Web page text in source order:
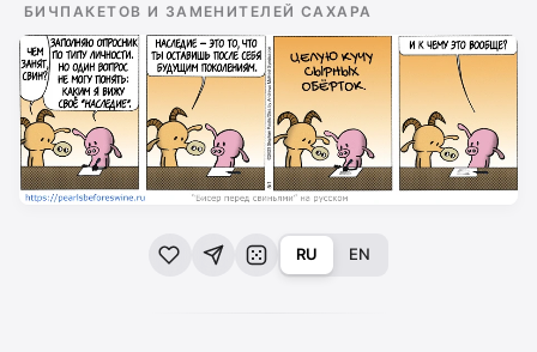
БИЧПАКЕТОВ И ЗАМЕНИТЕЛЕЙ САХАРА
RU EN